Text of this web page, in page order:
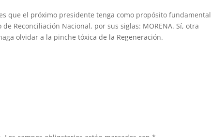
que el próximo presidente tenga como propósito fundamental
Reconciliación Nacional, por sus siglas: MORENA. Sí, otra
olvidar a la pinche tóxica de la Regeneración.